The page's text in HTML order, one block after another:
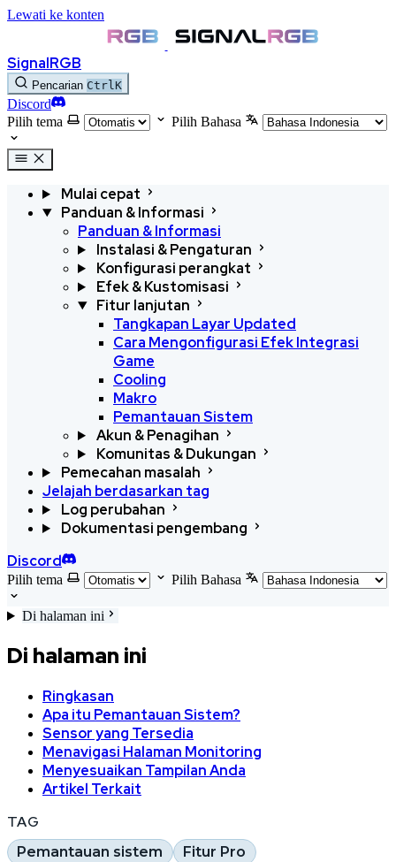
Lewati ke konten
SignalRGB
Pencarian CtrlK
Discord
Pilih tema
Pilih Bahasa
Mulai cepat
Panduan & Informasi
Panduan & Informasi
Instalasi & Pengaturan
Konfigurasi perangkat
Efek & Kustomisasi
Fitur lanjutan
Tangkapan Layar Updated
Cara Mengonfigurasi Efek Integrasi
Game
Cooling
Makro
Pemantauan Sistem
Akun & Penagihan
Komunitas & Dukungan
Pemecahan masalah
Jelajah berdasarkan tag
Log perubahan
Dokumentasi pengembang
Discord
Pilih tema Pilih Bahasa
Di halaman ini
Di halaman ini
Ringkasan
Apa itu Pemantauan Sistem?
Sensor yang Tersedia
Menavigasi Halaman Monitoring
Menyesuaikan Tampilan Anda
Artikel Terkait
TAG
Pemantauan sistem
Fitur Pro